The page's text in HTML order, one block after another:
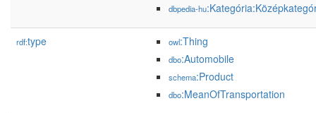
dbpedia-hu
rdf:type owl:Thing
dbo:Automobile
schema:Product
dbo:MeanOfTransportation